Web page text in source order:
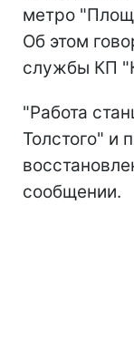
метро
Об этом
службы КП
"Работа
Толстого" и
сообщении.